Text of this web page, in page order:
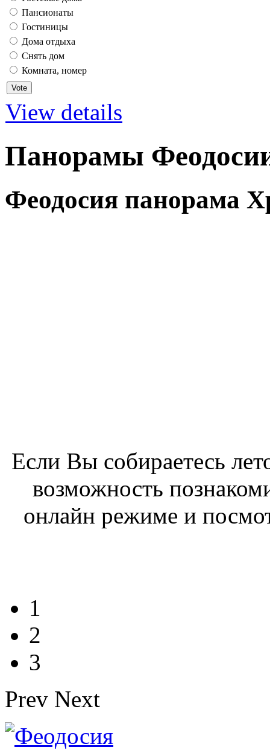
Пансионаты
Гостиницы
Дома отдыха
Снять дом
Комната, номер
View details
Панорамы
Феодосия панорама
Если Вы собираетесь
возможность
онлайн режиме и
1
2
3
Prev Next